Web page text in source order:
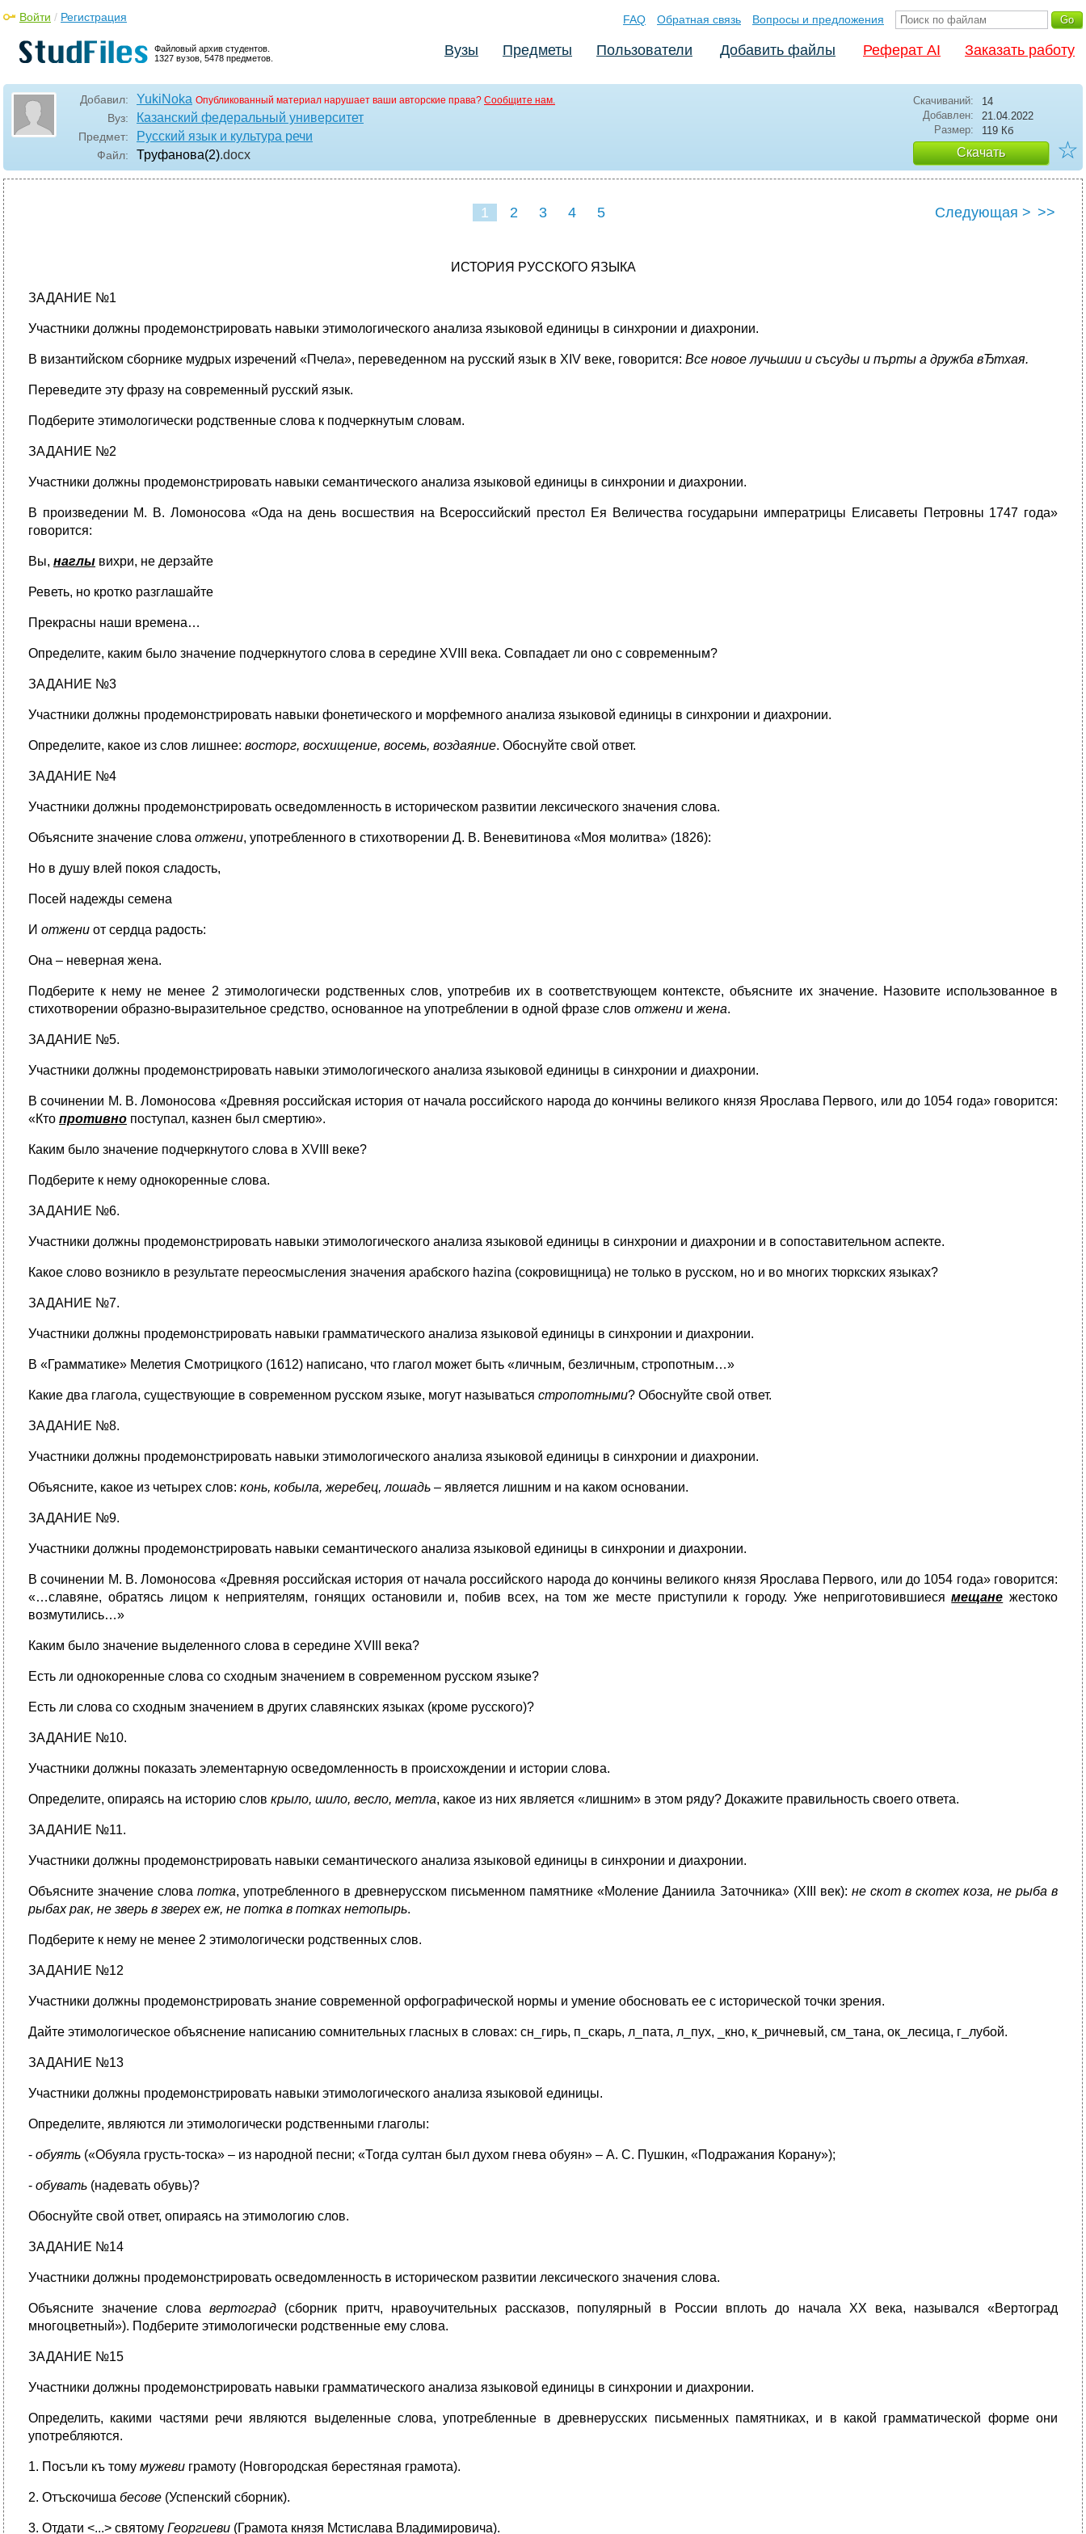
Файловый архив студентов.
1327 вузов, 5478 предметов.
Войти / Регистрация FAQ Обратная связь Вопросы и предложения
Вузы Предметы Пользователи Добавить файлы Реферат AI Заказать работу
Добавил: YukiNoka Опубликованный материал нарушает ваши авторские права? Сообщите нам.
Вуз: Казанский федеральный университет
Предмет: Русский язык и культура речи
Файл: Труфанова(2).docx
Скачиваний:
14
Добавлен:
21.04.2022
Размер:
119 Кб
Скачать ☆
1 2 3 4 5 Следующая > >>
ИСТОРИЯ РУССКОГО ЯЗЫКА
ЗАДАНИЕ №1
Участники должны продемонстрировать навыки этимологического анализа языковой единицы в синхронии и диахронии.
В византийском сборнике мудрых изречений «Пчела», переведенном на русский язык в XIV веке, говорится: Все новое лучьшии и съсуды и пърты а дружба вЂтхая.
Переведите эту фразу на современный русский язык.
Подберите этимологически родственные слова к подчеркнутым словам.
ЗАДАНИЕ №2
Участники должны продемонстрировать навыки семантического анализа языковой единицы в синхронии и диахронии.
В произведении М. В. Ломоносова «Ода на день восшествия на Всероссийский престол Ея Величества государыни императрицы Елисаветы Петровны 1747 года»
говорится:
Вы, наглы вихри, не дерзайте
Реветь, но кротко разглашайте
Прекрасны наши времена…
Определите, каким было значение подчеркнутого слова в середине XVIII века. Совпадает ли оно с современным?
ЗАДАНИЕ №3
Участники должны продемонстрировать навыки фонетического и морфемного анализа языковой единицы в синхронии и диахронии.
Определите, какое из слов лишнее: восторг, восхищение, восемь, воздаяние. Обоснуйте свой ответ.
ЗАДАНИЕ №4
Участники должны продемонстрировать осведомленность в историческом развитии лексического значения слова.
Объясните значение слова отжени, употребленного в стихотворении Д. В. Веневитинова «Моя молитва» (1826):
Но в душу влей покоя сладость,
Посей надежды семена
И отжени от сердца радость:
Она – неверная жена.
Подберите к нему не менее 2 этимологически родственных слов, употребив их в соответствующем контексте, объясните их значение. Назовите использованное в
стихотворении образно-выразительное средство, основанное на употреблении в одной фразе слов отжени и жена.
ЗАДАНИЕ №5.
Участники должны продемонстрировать навыки этимологического анализа языковой единицы в синхронии и диахронии.
В сочинении М. В. Ломоносова «Древняя российская история от начала российского народа до кончины великого князя Ярослава Первого, или до 1054 года» говорится:
«Кто противно поступал, казнен был смертию».
Каким было значение подчеркнутого слова в XVIII веке?
Подберите к нему однокоренные слова.
ЗАДАНИЕ №6.
Участники должны продемонстрировать навыки этимологического анализа языковой единицы в синхронии и диахронии и в сопоставительном аспекте.
Какое слово возникло в результате переосмысления значения арабского hazina (сокровищница) не только в русском, но и во многих тюркских языках?
ЗАДАНИЕ №7.
Участники должны продемонстрировать навыки грамматического анализа языковой единицы в синхронии и диахронии.
В «Грамматике» Мелетия Смотрицкого (1612) написано, что глагол может быть «личным, безличным, стропотным…»
Какие два глагола, существующие в современном русском языке, могут называться стропотными? Обоснуйте свой ответ.
ЗАДАНИЕ №8.
Участники должны продемонстрировать навыки этимологического анализа языковой единицы в синхронии и диахронии.
Объясните, какое из четырех слов: конь, кобыла, жеребец, лошадь – является лишним и на каком основании.
ЗАДАНИЕ №9.
Участники должны продемонстрировать навыки семантического анализа языковой единицы в синхронии и диахронии.
В сочинении М. В. Ломоносова «Древняя российская история от начала российского народа до кончины великого князя Ярослава Первого, или до 1054 года» говорится:
«…славяне, обратясь лицом к неприятелям, гонящих остановили и, побив всех, на том же месте приступили к городу. Уже неприготовившиеся мещане жестоко
возмутились…»
Каким было значение выделенного слова в середине XVIII века?
Есть ли однокоренные слова со сходным значением в современном русском языке?
Есть ли слова со сходным значением в других славянских языках (кроме русского)?
ЗАДАНИЕ №10.
Участники должны показать элементарную осведомленность в происхождении и истории слова.
Определите, опираясь на историю слов крыло, шило, весло, метла, какое из них является «лишним» в этом ряду? Докажите правильность своего ответа.
ЗАДАНИЕ №11.
Участники должны продемонстрировать навыки семантического анализа языковой единицы в синхронии и диахронии.
Объясните значение словапотка, употребленного в древнерусском письменном памятнике «Моление Даниила Заточника» (XIII век): не скот в скотех коза, не рыба в
рыбах рак, не зверь в зверех еж, не потка в потках нетопырь.
Подберите к нему не менее 2 этимологически родственных слов.
ЗАДАНИЕ №12
Участники должны продемонстрировать знание современной орфографической нормы и умение обосновать ее с исторической точки зрения.
Дайте этимологическое объяснение написанию сомнительных гласных в словах: сн_гирь, п_скарь, л_пата, л_пух, _кно, к_ричневый, см_тана, ок_лесица, г_лубой.
ЗАДАНИЕ №13
Участники должны продемонстрировать навыки этимологического анализа языковой единицы.
Определите, являются ли этимологически родственными глаголы:
- обуять («Обуяла грусть-тоска» – из народной песни; «Тогда султан был духом гнева обуян» – А. С. Пушкин, «Подражания Корану»);
- обувать (надевать обувь)?
Обоснуйте свой ответ, опираясь на этимологию слов.
ЗАДАНИЕ №14
Участники должны продемонстрировать осведомленность в историческом развитии лексического значения слова.
Объясните значение словавертоград (сборник притч, нравоучительных рассказов, популярный в России вплоть до начала ХХ века, назывался «Вертоград
многоцветный»). Подберите этимологически родственные ему слова.
ЗАДАНИЕ №15
Участники должны продемонстрировать навыки грамматического анализа языковой единицы в синхронии и диахронии.
Определить, какими частями речи являются выделенные слова, употребленные в древнерусских письменных памятниках, и в какой грамматической форме они
употребляются.
1. Посъли къ тому мужеви грамоту (Новгородская берестяная грамота).
2. Отъскочиша бесове (Успенский сборник).
3. Отдати <...> святому Георгиеви (Грамота князя Мстислава Владимировича).